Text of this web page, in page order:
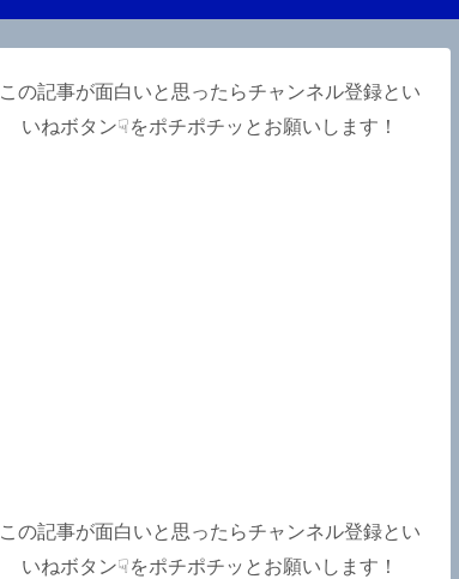
この記事が面白いと思ったらチャンネル登録とい
いねボタン☟をポチポチッとお願いします！
この記事が面白いと思ったらチャンネル登録とい
いねボタン☟をポチポチッとお願いします！